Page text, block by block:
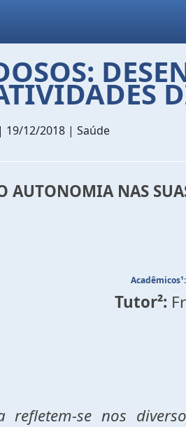
| 19/12/2018 | Saúde
AUTONOMIA NAS
Acadêmicos
Tutor²:
refletem-se nos